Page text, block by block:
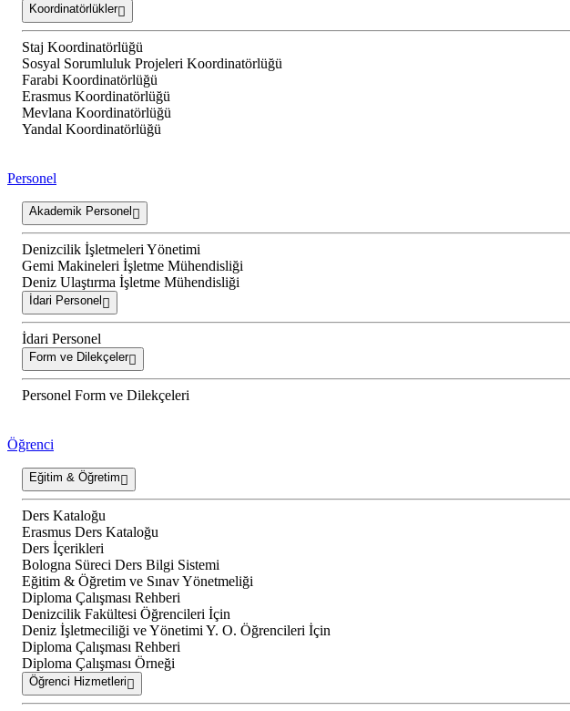
Koordinatörlükler
Staj Koordinatörlüğü
Sosyal Sorumluluk Projeleri Koordinatörlüğü
Farabi Koordinatörlüğü
Erasmus Koordinatörlüğü
Mevlana Koordinatörlüğü
Yandal Koordinatörlüğü
Personel
Akademik Personel
Denizcilik İşletmeleri Yönetimi
Gemi Makineleri İşletme Mühendisliği
Deniz Ulaştırma İşletme Mühendisliği
İdari Personel
İdari Personel
Form ve Dilekçeler
Personel Form ve Dilekçeleri
Öğrenci
Eğitim & Öğretim
Ders Kataloğu
Erasmus Ders Kataloğu
Ders İçerikleri
Bologna Süreci Ders Bilgi Sistemi
Eğitim & Öğretim ve Sınav Yönetmeliği
Diploma Çalışması Rehberi
Denizcilik Fakültesi Öğrencileri İçin
Deniz İşletmeciliği ve Yönetimi Y. O. Öğrencileri İçin
Diploma Çalışması Rehberi
Diploma Çalışması Örneği
Öğrenci Hizmetleri